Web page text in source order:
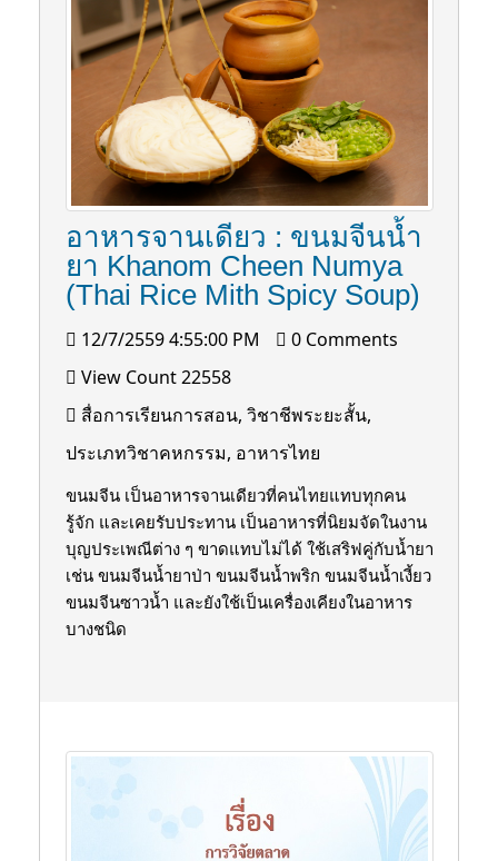
อาหารจานเดียว : ขนมจีนนํ้า
ยา Khanom Cheen Numya
(Thai Rice Mith Spicy Soup)
12/7/2559 4:55:00 PM
0 Comments
View Count 22558
สื่อการเรียนการสอน, วิชาชีพระยะสั้น,
ประเภทวิชาคหกรรม, อาหารไทย
ขนมจีน เป็นอาหารจานเดียวที่คนไทยแทบทุกคน
รู้จัก และเคยรับประทาน เป็นอาหารที่นิยมจัดในงาน
บุญประเพณีต่าง ๆ ขาดแทบไม่ได้ ใช้เสริฟคู่กับนํ้ายา
เช่น ขนมจีนนํ้ายาป่า ขนมจีนนํ้าพริก ขนมจีนนํ้าเงี้ยว
ขนมจีนซาวนํ้า และยังใช้เป็นเครื่องเคียงในอาหาร
บางชนิด